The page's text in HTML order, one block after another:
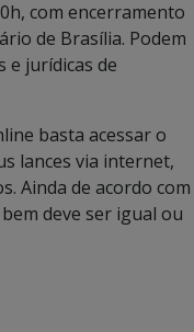
com encerramento
de Brasília. Podem
e jurídicas de
basta acessar o
lances via internet,
Ainda de acordo com
deve ser igual ou